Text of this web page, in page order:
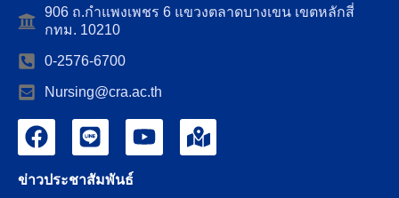
906 ถ.กำแพงเพชร 6 แขวงตลาดบางเขน เขตหลักสี่
กทม. 10210
0-2576-6700
Nursing@cra.ac.th
ข่าวประชาสัมพันธ์